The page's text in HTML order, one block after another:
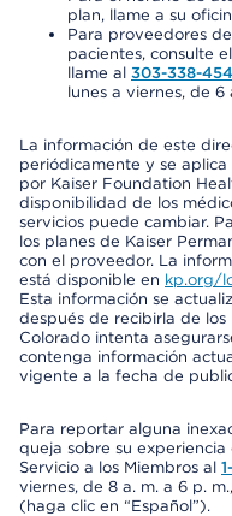
plan, llame a su
Para proveedores
pacientes, consulte
llame al 303-338-
lunes a viernes, de 6
La información de este
periódicamente y se aplica
por Kaiser Foundation
disponibilidad de los
servicios puede cambiar.
los planes de Kaiser
con el proveedor. La
está disponible en kp.org/
Esta información se
después de recibirla de
Colorado intenta
contenga información
vigente a la fecha de
Para reportar alguna
queja sobre su
Servicio a los Miembros al
viernes, de 8 a. m. a 6 p.
(haga clic en “Español”).